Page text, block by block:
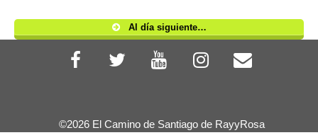
Al día siguiente…
©2026 El Camino de Santiago de RayyRosa